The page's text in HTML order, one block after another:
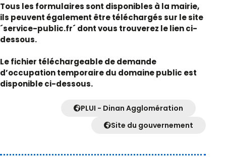
Tous les formulaires sont disponibles à la mairie,
ils peuvent également être téléchargés sur le site
´service-public.fr´ dont vous trouverez le lien ci-
dessous.
Le fichier téléchargeable de demande
d’occupation temporaire du domaine public est
disponible ci-dessous.
PLUI - Dinan Agglomération
Site du gouvernement